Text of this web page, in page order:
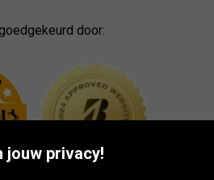
door:
jouw privacy!